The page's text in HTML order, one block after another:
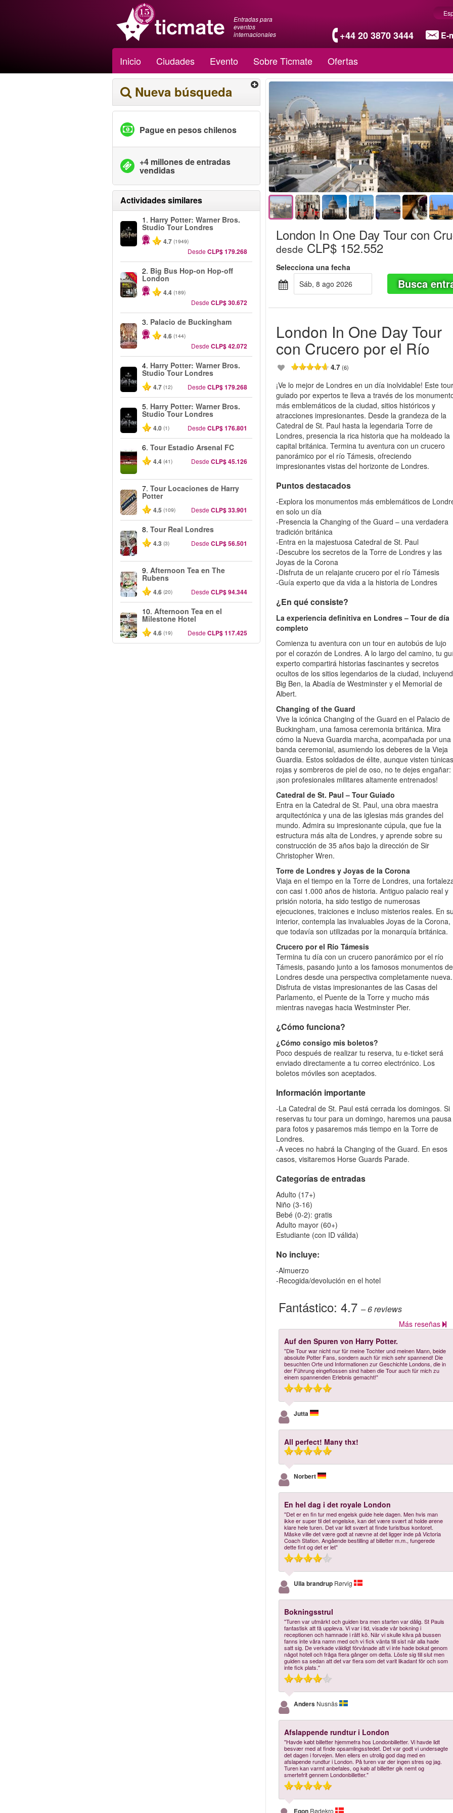
Entradas para
eventos
internacionales
+44 20 3870 3444 E-
Inicio Ciudades Evento Sobre Ticmate Ofertas
Nueva búsqueda
Pague en pesos chilenos
+4 millones de entradas
vendidas
Actividades similares
1. Harry Potter: Warner Bros.
Studio Tour Londres
4.7 (1949)
DesdeCLP$ 179.268
-40%
2. Big Bus Hop-on Hop-off
London
4.4 (189)
DesdeCLP$ 30.672
3. Palacio de Buckingham
4.6 (144)
DesdeCLP$ 42.072
4. Harry Potter: Warner Bros.
Studio Tour Londres
4.7 (12) DesdeCLP$ 179.268
5. Harry Potter: Warner Bros.
Studio Tour Londres
4.0 (1) DesdeCLP$ 176.801
6. Tour Estadio Arsenal FC
4.4 (41) DesdeCLP$ 45.126
7. Tour Locaciones de Harry
Potter
4.5 (109) DesdeCLP$ 33.901
8. Tour Real Londres
4.3 (3) DesdeCLP$ 56.501
9. Afternoon Tea en The
Rubens
4.6 (20) DesdeCLP$ 94.344
10. Afternoon Tea en el
Milestone Hotel
4.6 (19) DesdeCLP$ 117.425
London In One Day Tour con
desde CLP$ 152.552
Selecciona una fecha
sáb, 8 ago 2026
Busca
London In One Day Tour
con Crucero por el Río
4.7(6)
¡Ve lo mejor de Londres en un día inolvidable! Este
guiado por expertos te lleva a través de los
más emblemáticos de la ciudad, sitios históricos y
atracciones impresionantes. Desde la grandeza de la
Catedral de St. Paul hasta la legendaria Torre de
Londres, presencia la rica historia que ha moldeado la
capital británica. Termina tu aventura con un crucero
panorámico por el río Támesis, ofreciendo
impresionantes vistas del horizonte de Londres.
Puntos destacados
-Explora los monumentos más emblemáticos de
en solo un día
-Presencia la Changing of the Guard – una verdadera
tradición británica
-Entra en la majestuosa Catedral de St. Paul
-Descubre los secretos de la Torre de Londres y las
Joyas de la Corona
-Disfruta de un relajante crucero por el río Támesis
-Guía experto que da vida a la historia de Londres
¿En qué consiste?
La experiencia definitiva en Londres – Tour de día
completo
Comienza tu aventura con un tour en autobús de lujo
por el corazón de Londres. A lo largo del camino, tu
experto compartirá historias fascinantes y secretos
ocultos de los sitios legendarios de la ciudad,
Big Ben, la Abadía de Westminster y el Memorial de
Albert.
Changing of the Guard
Vive la icónica Changing of the Guard en el Palacio de
Buckingham, una famosa ceremonia británica. Mira
cómo la Nueva Guardia marcha, acompañada por una
banda ceremonial, asumiendo los deberes de la Vieja
Guardia. Estos soldados de élite, aunque visten
rojas y sombreros de piel de oso, no te dejes engañar:
¡son profesionales militares altamente entrenados!
Catedral de St. Paul – Tour Guiado
Entra en la Catedral de St. Paul, una obra maestra
arquitectónica y una de las iglesias más grandes del
mundo. Admira su impresionante cúpula, que fue la
estructura más alta de Londres, y aprende sobre su
construcción de 35 años bajo la dirección de Sir
Christopher Wren.
Torre de Londres y Joyas de la Corona
Viaja en el tiempo en la Torre de Londres, una
con casi 1.000 años de historia. Antiguo palacio real y
prisión notoria, ha sido testigo de numerosas
ejecuciones, traiciones e incluso misterios reales. En
interior, contempla las invaluables Joyas de la Corona,
que todavía son utilizadas por la monarquía británica.
Crucero por el Río Támesis
Termina tu día con un crucero panorámico por el río
Támesis, pasando junto a los famosos monumentos de
Londres desde una perspectiva completamente nueva.
Disfruta de vistas impresionantes de las Casas del
Parlamento, el Puente de la Torre y mucho más
mientras navegas hacia Westminster Pier.
¿Cómo funciona?
¿Cómo consigo mis boletos?
Poco después de realizar tu reserva, tu e-ticket será
enviado directamente a tu correo electrónico. Los
boletos móviles son aceptados.
Información importante
-La Catedral de St. Paul está cerrada los domingos. Si
reservas tu tour para un domingo, haremos una pausa
para fotos y pasaremos más tiempo en la Torre de
Londres.
-A veces no habrá la Changing of the Guard. En esos
casos, visitaremos Horse Guards Parade.
Categorías de entradas
Adulto (17+)
Niño (3-16)
Bebé (0-2): gratis
Adulto mayor (60+)
Estudiante (con ID válida)
No incluye:
-Almuerzo
-Recogida/devolución en el hotel
Fantástico:4.7– 6reviews
Más reseñas
Auf den Spuren von Harry Potter.
"Die Tour war nicht nur für meine Tochter und meinen Mann, beide
absolute Potter Fans, sondern auch für mich sehr spannend! Die
besuchten Orte und Informationen zur Geschichte Londons, die in
der Führung eingeflossen sind haben die Tour auch für mich zu
einem spannenden Erlebnis gemacht!"
Jutta
All perfect! Many thx!
Norbert
En hel dag i det royale London
"Det er en fin tur med engelsk guide hele dagen. Men hvis man
ikke er super til det engelske, kan det være svært at holde ørene
klare hele turen. Det var lidt svært at finde turistbus kontoret.
Måske ville det være godt at nævne at det ligger inde på Victoria
Coach Station. Angående bestilling af billetter m.m., fungerede
dette fint og det er let"
Ulla brandrup Rørvig
Bokningsstrul
"Turen var utmärkt och guiden bra men starten var dålig. St Pauls
fantastisk att få uppleva. Vi var i tid, visade vår bokning i
receptionen och hamnade i rätt kö. När vi skulle kliva på bussen
fanns inte våra namn med och vi fick vänta till sist när alla hade
satt sig. De verkade väldigt förvånade att vi inte hade bokat genom
något hotell och fråga flera gånger om detta. Löste sig till slut men
guiden sa sedan att det var flera som det varit likadant för och som
inte fick plats."
Anders Nusnäs
Afslappende rundtur i London
"Havde købt billetter hjemmefra hos Londonbilletter. Vi havde lidt
besvær med at finde opsamlingsstedet. Det var godt vi undersøgte
det dagen i forvejen. Men ellers en utrolig god dag med en
afslapende rundtur i London. På turen var der ingen stres og jag.
Turen kan varmt anbefales, og køb af billetter gik nemt og
smertefrit gennem Londonbilletter."
Egon Rødekro